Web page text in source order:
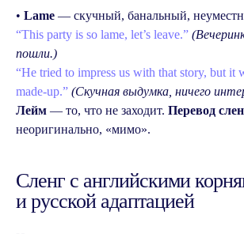
• Lame — скучный, банальный,
“This party is so lame, let’s leave.”
пошли.)
“He tried to impress us with that story, but it
made-up.” (Скучная выдумка, ничего
Лейм — то, что не заходит. Перевод
неоригинально, «мимо».
Сленг с английскими
и русской адаптацией
Записаться